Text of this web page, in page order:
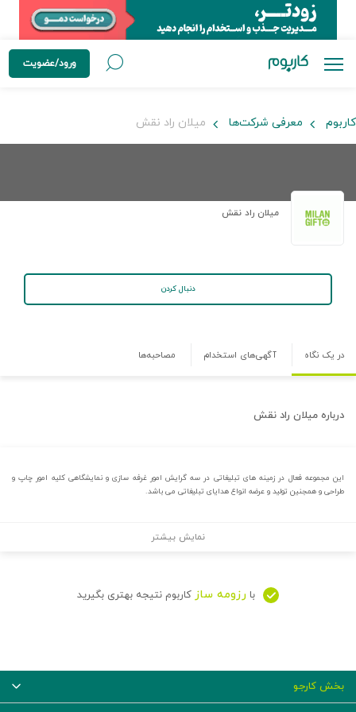
ورود/عضویت
کاربوم معرفی شرکت‌ها میلان راد نقش
میلان راد نقش
دنبال کردن
در یک نگاه آگهی‌های استخدام مصاحبه‌ها
درباره میلان راد نقش
این مجموعه فعال در زمینه های تبلیغاتی در سه گرایش امور غرفه سازی و نمایشگاهی کلیه امور چاپ و
طراحی و همجنین تولید و عرضه انواع هدایای تبلیغاتی می باشد.
نمایش بیشتر
با رزومه ساز کاربوم نتیجه بهتری بگیرید
بخش کارجو